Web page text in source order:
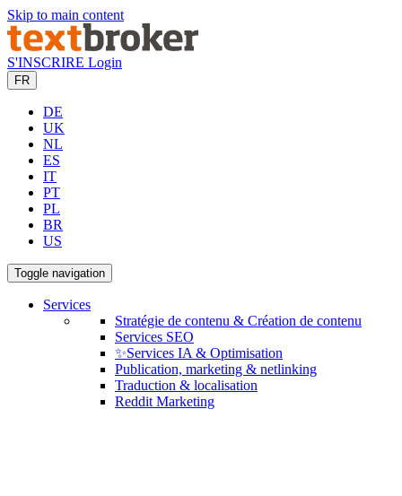
Skip to main content
S'INSCRIRE Login
FR
DE
UK
NL
ES
IT
PT
PL
BR
US
Toggle navigation
Services
Stratégie de contenu & Création de contenu
Services SEO
✨Services IA & Optimisation
Publication, marketing & netlinking
Traduction & localisation
Reddit Marketing